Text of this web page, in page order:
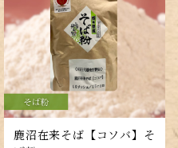
鹿沼在来そば【コソバ】そ